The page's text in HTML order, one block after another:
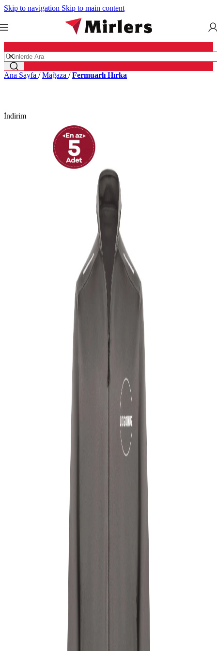
Skip to navigation Skip to main content
Ana Sayfa / Mağaza / Fermuarlı Hırka
İndirim